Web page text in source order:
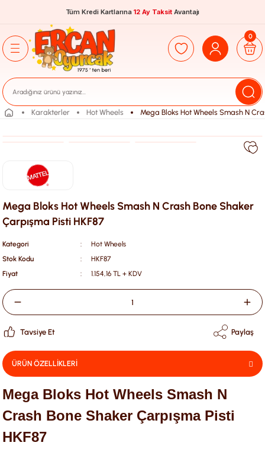
Tüm Kredi Kartlarına 12 Ay Taksit Avantajı
0
Karakterler Hot Wheels Mega Bloks Hot Wheels Smash N
Mega Bloks Hot Wheels Smash N Crash Bone Shaker
Çarpışma Pisti HKF87
Kategori
Hot Wheels
Stok Kodu
HKF87
Fiyat
1.154,16 TL + KDV
Tavsiye Et Paylaş
ÜRÜN ÖZELLİKLERİ
Mega Bloks Hot Wheels Smash N
Crash Bone Shaker Çarpışma Pisti
HKF87